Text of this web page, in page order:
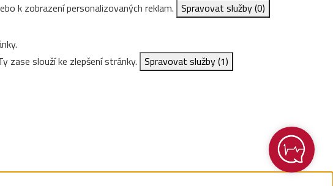
k zobrazení personalizovaných reklam. Spravovat služby(0)
zase slouží ke zlepšení stránky. Spravovat služby(1)